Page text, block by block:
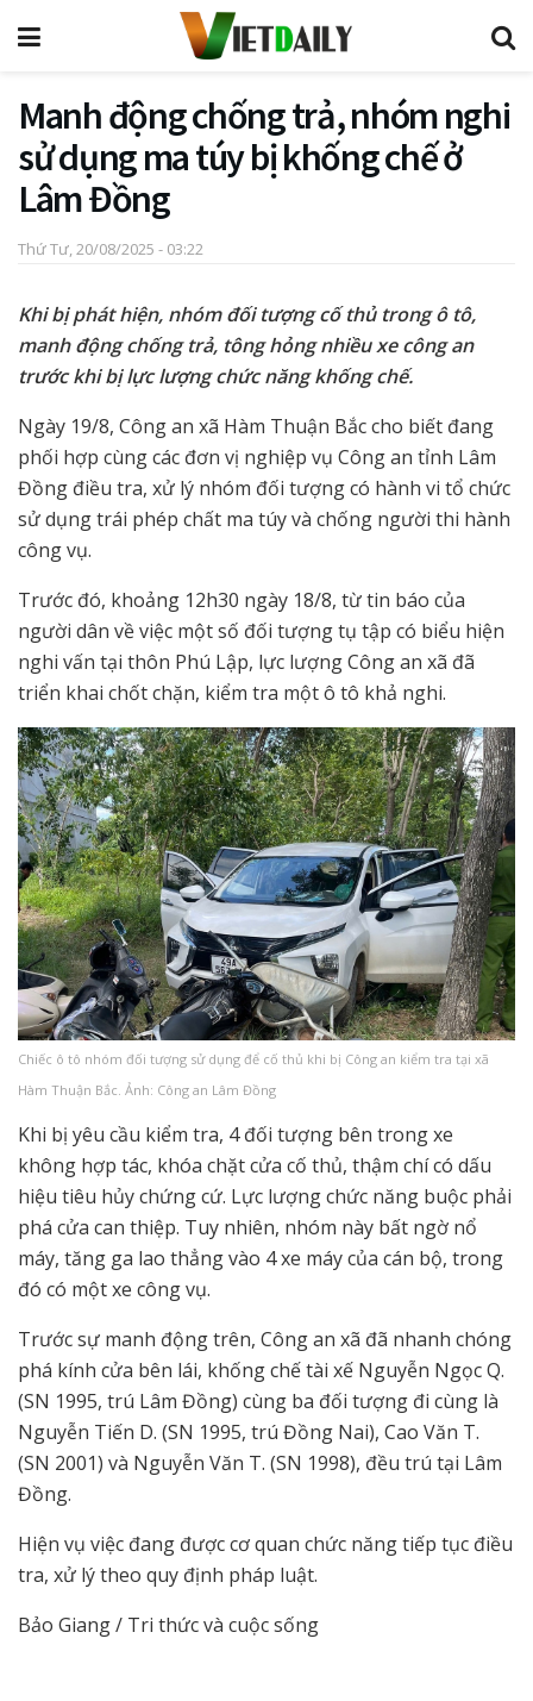
Manh động chống trả, nhóm nghi
sử dụng ma túy bị khống chế ở
Lâm Đồng
Thứ Tư, 20/08/2025 - 03:22
Khi bị phát hiện, nhóm đối tượng cố thủ trong ô tô,
manh động chống trả, tông hỏng nhiều xe công an
trước khi bị lực lượng chức năng khống chế.
Ngày 19/8, Công an xã Hàm Thuận Bắc cho biết đang
phối hợp cùng các đơn vị nghiệp vụ Công an tỉnh Lâm
Đồng điều tra, xử lý nhóm đối tượng có hành vi tổ chức
sử dụng trái phép chất ma túy và chống người thi hành
công vụ.
Trước đó, khoảng 12h30 ngày 18/8, từ tin báo của
người dân về việc một số đối tượng tụ tập có biểu hiện
nghi vấn tại thôn Phú Lập, lực lượng Công an xã đã
triển khai chốt chặn, kiểm tra một ô tô khả nghi.
Chiếc ô tô nhóm đối tượng sử dụng để cố thủ khi bị Công an kiểm tra tại xã
Hàm Thuận Bắc. Ảnh: Công an Lâm Đồng
Khi bị yêu cầu kiểm tra, 4 đối tượng bên trong xe
không hợp tác, khóa chặt cửa cố thủ, thậm chí có dấu
hiệu tiêu hủy chứng cứ. Lực lượng chức năng buộc phải
phá cửa can thiệp. Tuy nhiên, nhóm này bất ngờ nổ
máy, tăng ga lao thẳng vào 4 xe máy của cán bộ, trong
đó có một xe công vụ.
Trước sự manh động trên, Công an xã đã nhanh chóng
phá kính cửa bên lái, khống chế tài xế Nguyễn Ngọc Q.
(SN 1995, trú Lâm Đồng) cùng ba đối tượng đi cùng là
Nguyễn Tiến D. (SN 1995, trú Đồng Nai), Cao Văn T.
(SN 2001) và Nguyễn Văn T. (SN 1998), đều trú tại Lâm
Đồng.
Hiện vụ việc đang được cơ quan chức năng tiếp tục điều
tra, xử lý theo quy định pháp luật.
Bảo Giang / Tri thức và cuộc sống